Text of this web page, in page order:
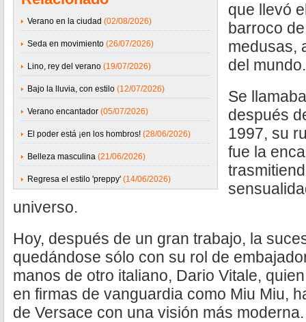
Verano en la ciudad (02/08/2026)
Seda en movimiento (26/07/2026)
Lino, rey del verano (19/07/2026)
Bajo la lluvia, con estilo (12/07/2026)
Verano encantador (05/07/2026)
El poder está ¡en los hombros! (28/06/2026)
Belleza masculina (21/06/2026)
Regresa el estilo 'preppy' (14/06/2026)
que llevó
barroco
medusas,
del mundo.
Se
después
1997, su
fue la
universo.
Hoy, después de un gran trabajo, la
quedándose sólo con su rol de
manos de otro italiano, Dario Vitale,
en firmas de vanguardia como Miu Miu,
de Versace con una visión más moderna.